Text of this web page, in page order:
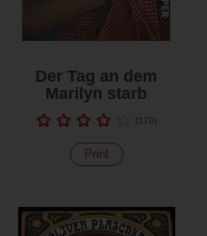
Der Tag an dem
Marilyn starb
(170)
Print